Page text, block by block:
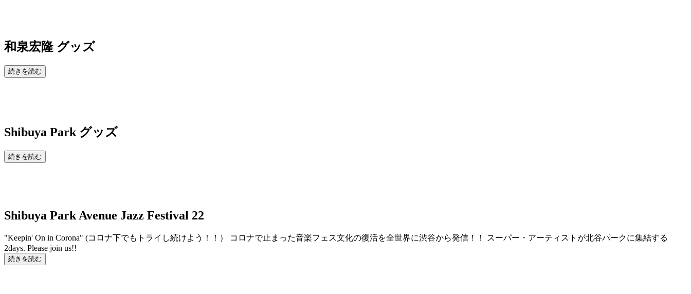
和泉宏隆 グッズ
続きを読む
Shibuya Park グッズ
続きを読む
Shibuya Park Avenue Jazz Festival 22
"Keepin' On in Corona" (コロナ下でもトライし続けよう！！） コロナで止まった音楽フェス文化の復活を全世界に渋谷から発信！！ スーパー・アーティストが北谷パークに集結する
2days. Please join us!!
続きを読む